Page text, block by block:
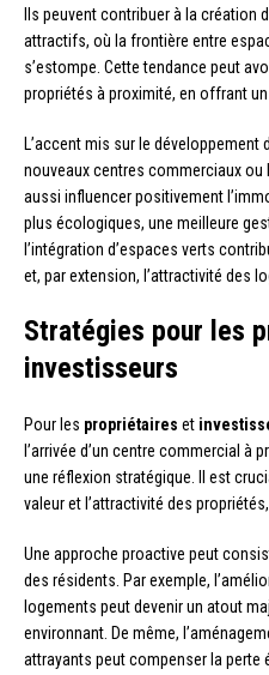
Ils peuvent contribuer à la création
attractifs, où la frontière entre
s’estompe. Cette tendance peut
propriétés à proximité, en offrant
L’accent mis sur le
nouveaux centres commerciaux
aussi influencer positivement
plus écologiques, une meilleure
l’intégration d’espaces verts
et, par extension, l’attractivité des
Stratégies pour les
investisseurs
Pour les propriétaires et
l’arrivée d’un centre commercial à
une réflexion stratégique. Il est
valeur et l’attractivité des
Une approche proactive peut
des résidents. Par exemple,
logements peut devenir un atout
environnant. De même,
attrayants peut compenser la perte